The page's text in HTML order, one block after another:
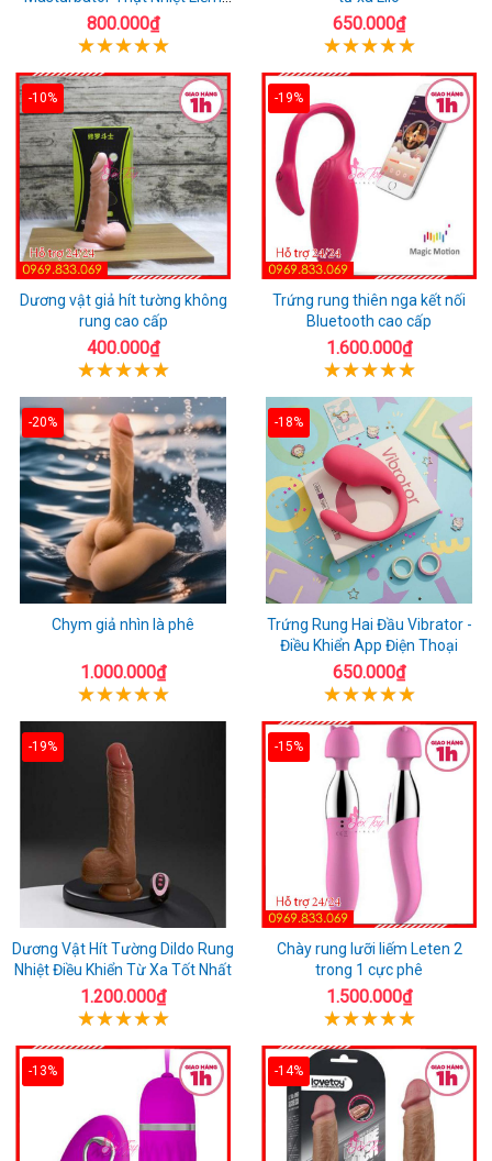
Rung
800.000₫ 650.000₫
-10%
Dương vật giả hít tường không
rung cao cấp
400.000₫
-19%
Trứng rung thiên nga kết nối
Bluetooth cao cấp
1.600.000₫
-20%
Chym giả nhìn là phê
1.000.000₫
-18%
Trứng Rung Hai Đầu Vibrator -
Điều Khiển App Điện Thoại
650.000₫
-19%
Dương Vật Hít Tường Dildo Rung
Nhiệt Điều Khiển Từ Xa Tốt Nhất
1.200.000₫
-15%
Chày rung lưỡi liếm Leten 2
trong 1 cực phê
1.500.000₫
-13% -14%